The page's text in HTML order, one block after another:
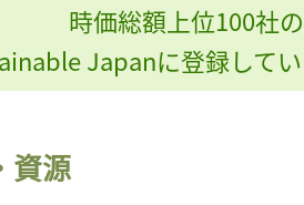
時価総額上位100社
Japanに登録して
資源